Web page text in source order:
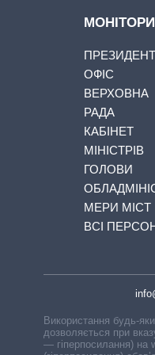
ПРЕЗИДЕНТ
ОФІС
ВЕРХОВНА
РАДА
КАБІНЕТ
МІНІСТРІВ
ГОЛОВИ
МЕРИ МІСТ
ВСІ
Використання будь-
дозволяється при
— гіперпосилання) на